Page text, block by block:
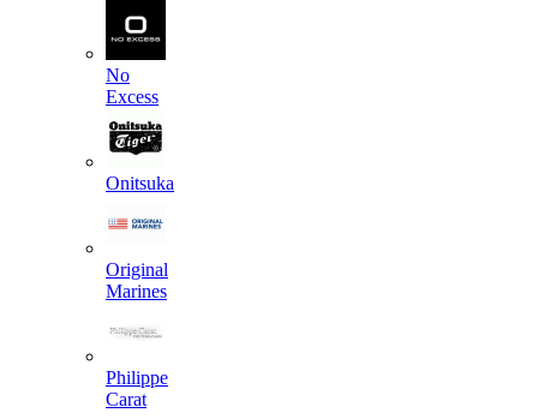
No
Excess
Onitsuka
Original
Marines
Philippe
Carat